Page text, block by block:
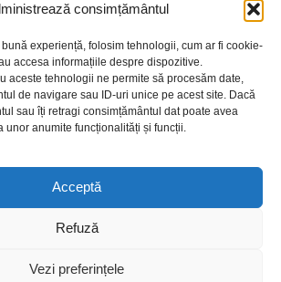
consimțământul
experiență, folosim tehnologii, cum ar fi cookie-
accesa informațiile despre dispozitive.
aceste tehnologii ne permite să procesăm date,
de navigare sau ID-uri unice pe acest site. Dacă
sau îți retragi consimțământul dat poate avea
unor anumite funcționalități și funcții.
Acceptă
Refuză
Vezi preferințele
confidențialitate
uri (UE)